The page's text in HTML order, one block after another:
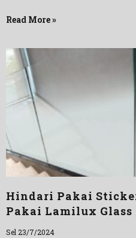
Read More »
Hindari Pakai
Pakai Lamilux Glass
Sel 23/7/2024